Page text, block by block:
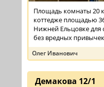
Площадь комнаты 20
коттедже площадью
Нижней Ельцовке для
без вредных
Олег Иванович
Демакова 12/1